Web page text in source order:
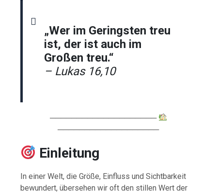
„Wer im Geringsten treu
ist, der ist auch im
Großen treu.“
– Lukas 16,10
────────────────────
───────────────────
Einleitung
In einer Welt, die Größe, Einfluss und Sichtbarkeit
bewundert, übersehen wir oft den stillen Wert der